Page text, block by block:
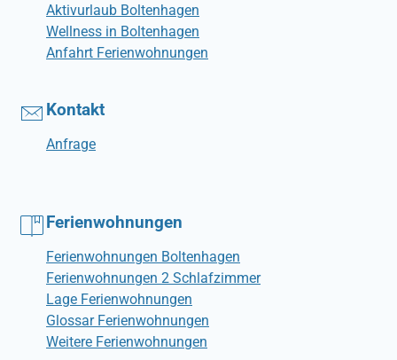
Aktivurlaub Boltenhagen
Wellness in Boltenhagen
Anfahrt Ferienwohnungen
Kontakt
Anfrage
Ferienwohnungen
Ferienwohnungen Boltenhagen
Ferienwohnungen 2 Schlafzimmer
Lage Ferienwohnungen
Glossar Ferienwohnungen
Weitere Ferienwohnungen